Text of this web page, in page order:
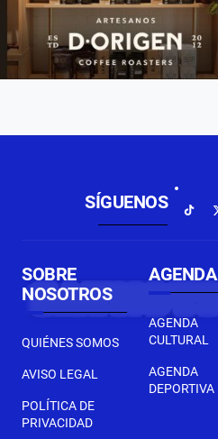
SÍGUENOS
SOBRE
NOSOTROS
QUIÉNES SOMOS
AVISO LEGAL
POLÍTICA DE
PRIVACIDAD
AGENDA
AGENDA
CULTURAL
AGENDA
DEPORTIVA